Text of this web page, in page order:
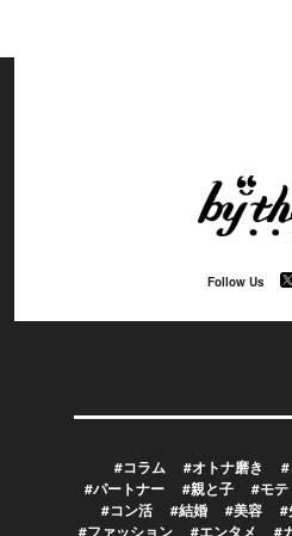
Follow Us
#コラム #オトナ磨き
#パートナー
#親と子 #モテ
#コン活
#結婚 #美容 #
#ファッション
#エンタメ #